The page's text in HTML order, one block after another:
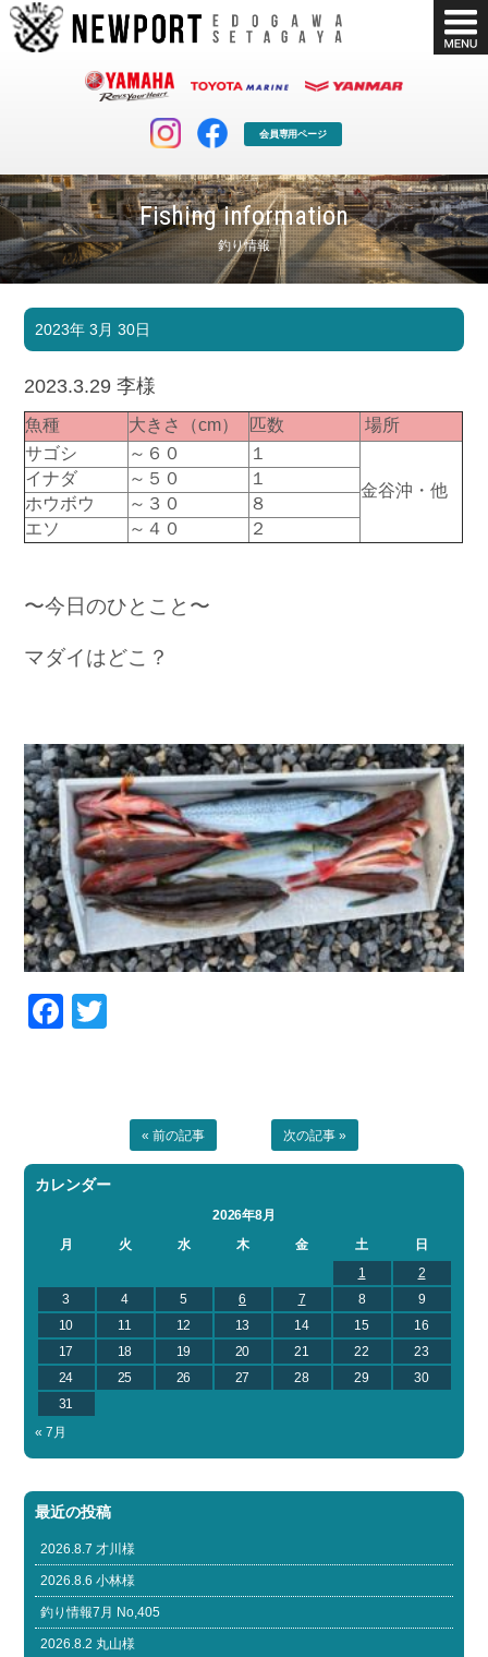
会員専用ページ
Fishing information
釣り情報
マリンクラブ
マリンライフを堪能したい！
ボート販売
ボート免許
長年の実績と信頼！
店舗情報
Shop Info.
公式ブログ
Blog
お問い合わせ
Contact us
Recruit
2023年 3月 30日
2023.3.29 李様
魚種 大きさ（cm） 匹数
場所
サゴシ
～６０
１
金谷沖・他
イナダ ～５０
１
ホウボウ
～３０
８
エソ
～４０ ２
〜今日のひとこと〜
マダイはどこ？
Facebook
« 前の記事 次の記事 »
カレンダー
2026年8月
月
火 水 木 金 土
日
1
2
3
4 5 6 7 8
9
10
11 12 13 14 15
16
17
18 19 20 21 22
23
24
25 26 27 28 29
30
31
« 7月
最近の投稿
2026.8.7 才川様
2026.8.6 小林様
釣り情報7月 No,405
2026.8.2 丸山様